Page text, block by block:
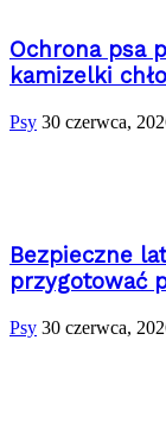
Ochrona psa
kamizelki
Psy 30 czerwca,
Bezpieczne
przygotować
Psy 30 czerwca,